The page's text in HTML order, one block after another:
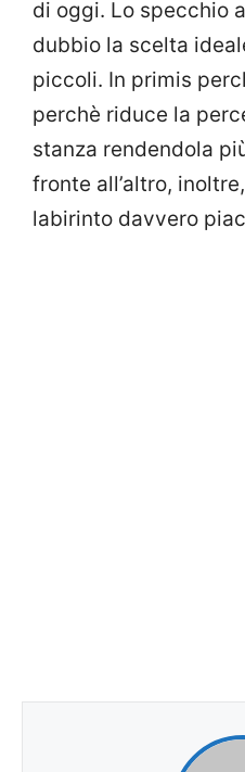
di oggi. Lo specchio
dubbio la scelta
piccoli. In primis
perchè riduce la
stanza rendendola
fronte all’altro,
labirinto davvero